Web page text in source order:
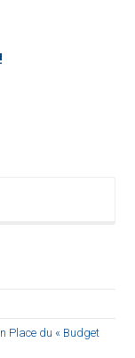
Place du « Budget